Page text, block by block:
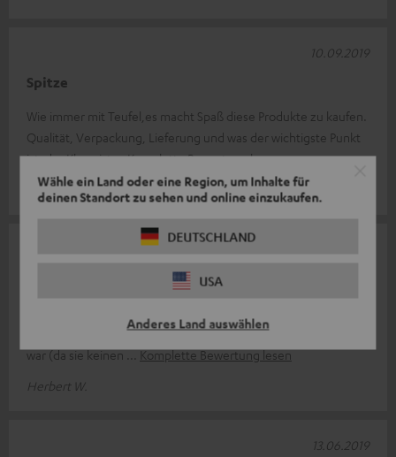
Wähle ein Land oder eine Region, um Inhalte für
deinen Standort zu sehen und online einzukaufen.
DEUTSCHLAND
USA
Anderes Land auswählen
Spitze
Wie immer mit Teufel,es macht Spaß diese Produkte zu kaufen.
Qualität, Verpackung, Lieferung und was der wichtigste Punkt
ist, der Klang ist
Komplette Bewertung lesen
Jens S.
10.09.2019
TEUFLISCH GUTE REGALBOXEN !
negativ das vermutlich am Transportweg eine Box beschädigt
war (da sie keinen
Komplette Bewertung lesen
Herbert W.
13.06.2019